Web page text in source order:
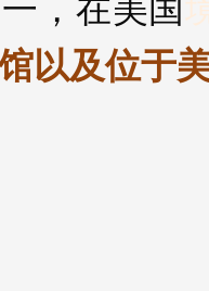
，在美国
以及位于